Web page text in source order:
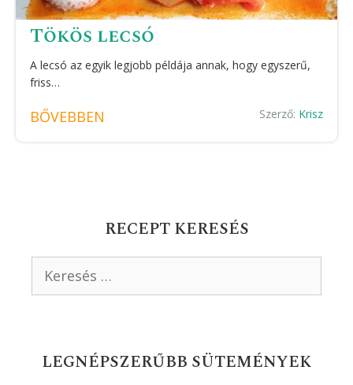
Tökös lecsó
A lecsó az egyik legjobb példája annak, hogy egyszerű,
friss…
BŐVEBBEN Szerző: Krisz
RECEPT KERESÉS
LEGNÉPSZERŰBB SÜTEMÉNYEK